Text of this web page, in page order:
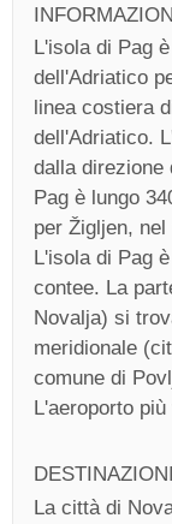
L'isola di Pag
dell'Adriatico
linea costiera
dell'Adriatico.
dalla direzione
Pag è lungo
per Žigljen,
L'isola di Pag
contee. La
Novalja) si
meridionale
comune di
L'aeroporto
DESTINAZIONI
La città di